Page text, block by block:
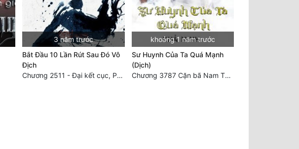
3 năm trước
Bắt Đầu 10 Lần Rút Sau Đó Vô
Địch
Chương 2511 - Đại kết cục, Phiên ngoại thiên: Chư thiên quy nhất giới, vĩnh hằng thế giới. Hết!
khoảng 1 năm trước
Sư Huynh Của Ta Quá Mạnh
(Dịch)
Chương 3787 Cặn bã Nam Thiên Đạo